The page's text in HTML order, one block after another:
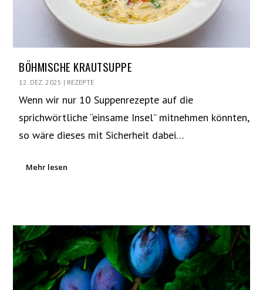
BÖHMISCHE KRAUTSUPPE
12. DEZ. 2025 | REZEPTE
Wenn wir nur 10 Suppenrezepte auf die
sprichwörtliche “einsame Insel” mitnehmen könnten,
so wäre dieses mit Sicherheit dabei…
Mehr lesen